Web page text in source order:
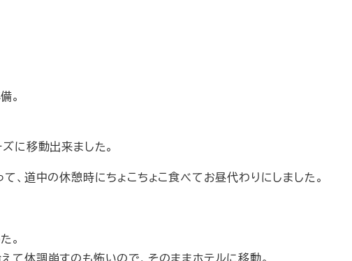
。
に移動出来ました。
、道中の休憩時にちょこちょこ食べてお昼代わりにしました。
。
て体調崩すのも怖いので、そのままホテルに移動。